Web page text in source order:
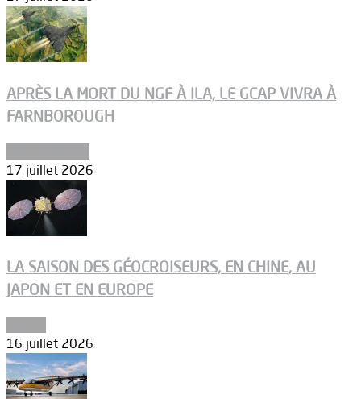
APRÈS LA MORT DU NGF À ILA, LE GCAP VIVRA À
FARNBOROUGH
17 juillet 2026
LA SAISON DES GÉOCROISEURS, EN CHINE, AU
JAPON ET EN EUROPE
16 juillet 2026